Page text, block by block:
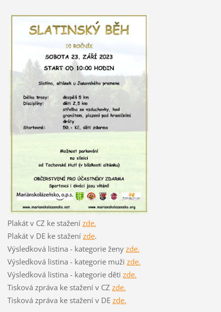
Plakát v CZ ke stažení zde.
Plakát v DE ke stažení zde.
Výsledková listina - kategorie ženy zde.
Výsledková listina - kategorie muži zde.
Výsledková listina - kategorie děti zde.
Tisková zpráva ke stažení v CZ zde.
Tisková zpráva ke stažení v DE zde.